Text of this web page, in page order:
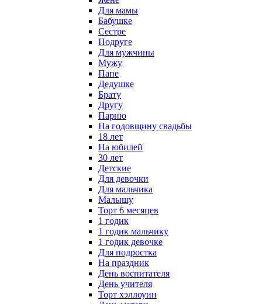
Для мамы
Бабушке
Сестре
Подруге
Для мужчины
Мужу
Папе
Дедушке
Брату
Другу
Парню
На годовщину свадьбы
18 лет
На юбилей
30 лет
Детские
Для девочки
Для мальчика
Малышу
Торт 6 месяцев
1 годик
1 годик мальчику
1 годик девочке
Для подростка
На праздник
День воспитателя
День учителя
Торт хэллоуин